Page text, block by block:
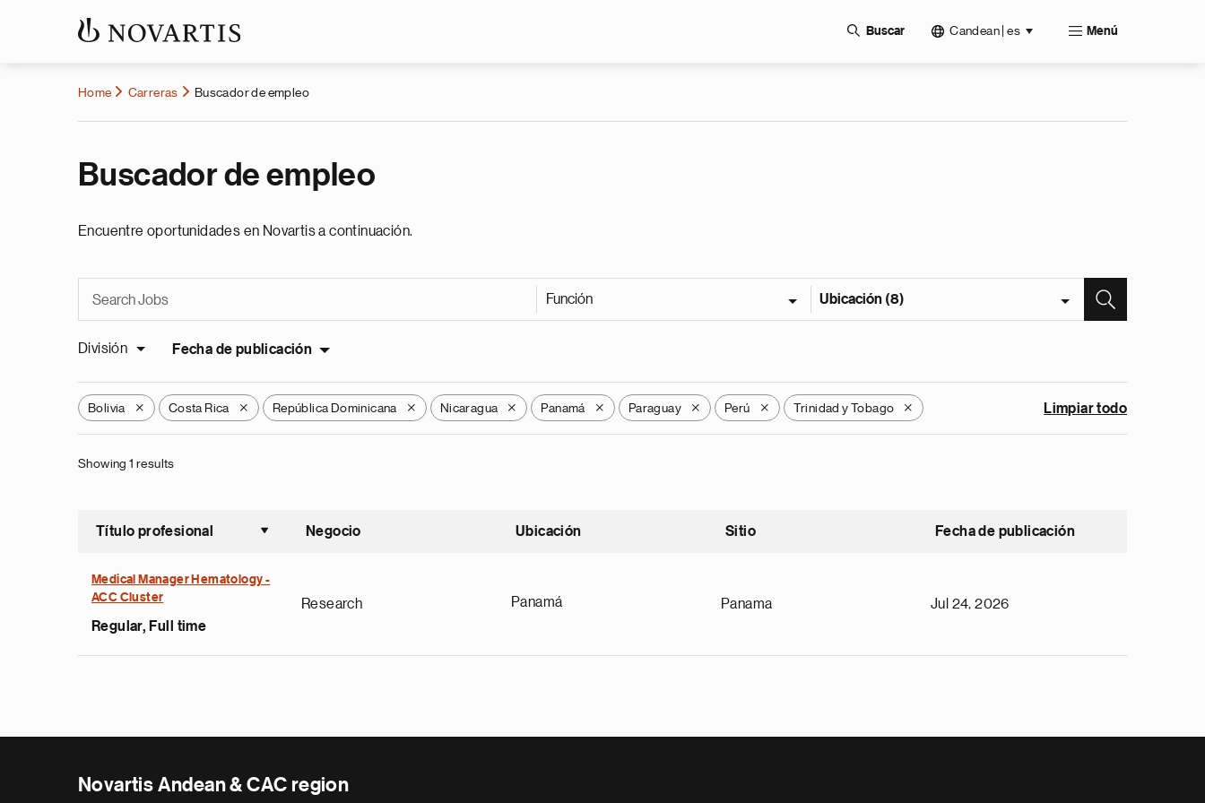
Buscar Candean | es Menú
Home Carreras Buscador de empleo
Buscador de empleo
Encuentre oportunidades en Novartis a continuación.
Función Ubicación (8)
División Fecha de publicación
Bolivia X Costa Rica X República Dominicana X Nicaragua X Panamá X Paraguay X Perú X Trinidad y Tobago X Limpiar todo
Showing 1 results
Título profesional
Ordenar ascendente
Negocio Ubicación Sitio Fecha de publicación
Medical Manager Hematology -
ACC Cluster
Regular, Full time
Research Panamá Panama Jul 24, 2026
Novartis Andean & CAC region